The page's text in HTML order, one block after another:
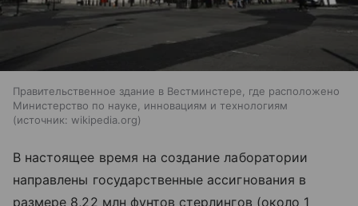
Правительственное здание в Вестминстере, где расположено
Министерство по науке, инновациям и технологиям
источник: wikipedia.org
В настоящее время на создание лаборатории
направлены государственные ассигнования в
размере 8,22 млн фунтов стерлингов (около 1